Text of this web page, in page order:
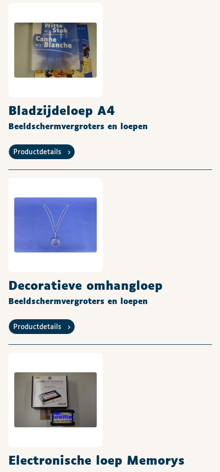
Bladzijdeloep A4
Beeldschermvergroters en loepen
Productdetails
Decoratieve omhangloep
Beeldschermvergroters en loepen
Productdetails
Electronische loep Memorys